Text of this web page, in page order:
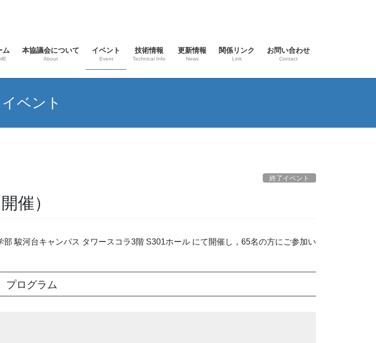
ム 本協議会について
About
イベント
Event
技術情報
Technical Info
更新情報
News
関係リンク
Link
お問い合わせ
Contact
イベント
終了イベント
催）
駿河台キャンパス タワースコラ3階 S301ホール にて開催し，65名の方にご参加い
プログラム